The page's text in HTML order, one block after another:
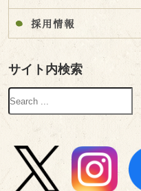
採用情報
サイト内検索